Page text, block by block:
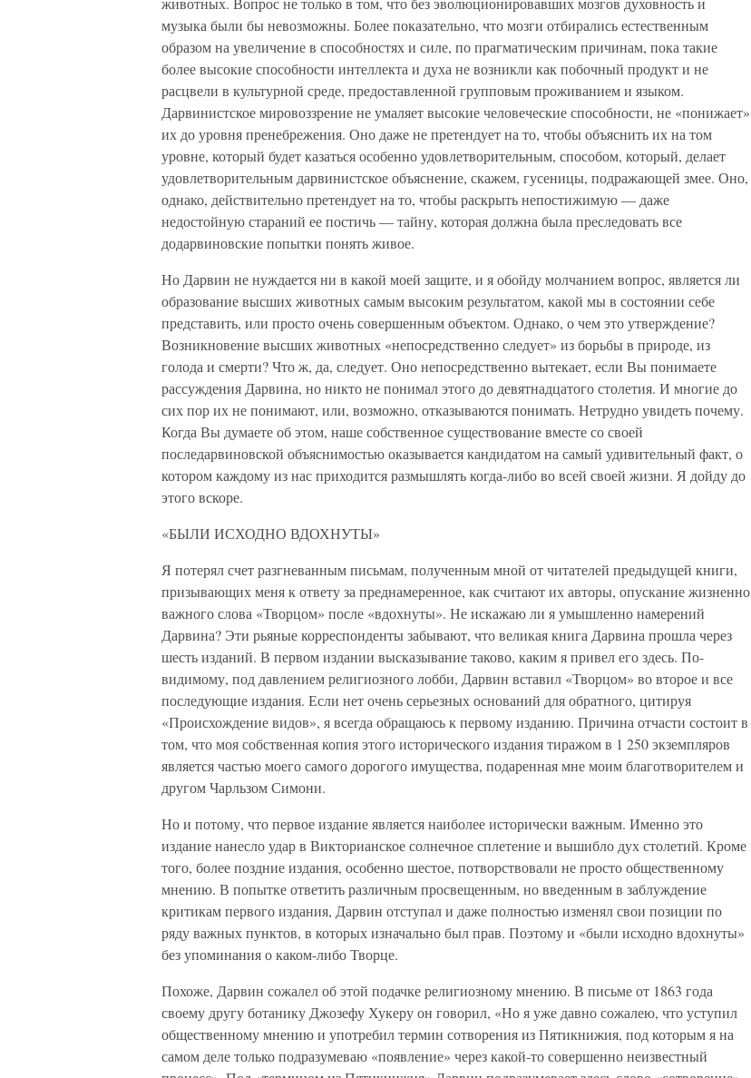
музыка были бы невозможны. Более показательно, что мозги отбирались естественным
образом на увеличение в способностях и силе, по прагматическим причинам, пока такие
более высокие способности интеллекта и духа не возникли как побочный продукт и не
расцвели в культурной среде, предоставленной групповым проживанием и языком.
Дарвинистское мировоззрение не умаляет высокие человеческие способности, не «понижает»
их до уровня пренебрежения. Оно даже не претендует на то, чтобы объяснить их на том
уровне, который будет казаться особенно удовлетворительным, способом, который, делает
удовлетворительным дарвинистское объяснение, скажем, гусеницы, подражающей змее. Оно,
однако, действительно претендует на то, чтобы раскрыть непостижимую — даже
недостойную стараний ее постичь — тайну, которая должна была преследовать все
додарвиновские попытки понять живое.
Но Дарвин не нуждается ни в какой моей защите, и я обойду молчанием вопрос, является ли
образование высших животных самым высоким результатом, какой мы в состоянии себе
представить, или просто очень совершенным объектом. Однако, о чем это утверждение?
Возникновение высших животных «непосредственно следует» из борьбы в природе, из
голода и смерти? Что ж, да, следует. Оно непосредственно вытекает, если Вы понимаете
рассуждения Дарвина, но никто не понимал этого до девятнадцатого столетия. И многие до
сих пор их не понимают, или, возможно, отказываются понимать. Нетрудно увидеть почему.
Когда Вы думаете об этом, наше собственное существование вместе со своей
последарвиновской объяснимостью оказывается кандидатом на самый удивительный факт, о
котором каждому из нас приходится размышлять когда-либо во всей своей жизни. Я дойду до
этого вскоре.
«БЫЛИ ИСХОДНО ВДОХНУТЫ»
Я потерял счет разгневанным письмам, полученным мной от читателей предыдущей книги,
призывающих меня к ответу за преднамеренное, как считают их авторы, опускание жизненно
важного слова «Творцом» после «вдохнуты». Не искажаю ли я умышленно намерений
Дарвина? Эти рьяные корреспонденты забывают, что великая книга Дарвина прошла через
шесть изданий. В первом издании высказывание таково, каким я привел его здесь. По-
видимому, под давлением религиозного лобби, Дарвин вставил «Творцом» во второе и все
последующие издания. Если нет очень серьезных оснований для обратного, цитируя
«Происхождение видов», я всегда обращаюсь к первому изданию. Причина отчасти состоит в
том, что моя собственная копия этого исторического издания тиражом в 1 250 экземпляров
является частью моего самого дорогого имущества, подаренная мне моим благотворителем и
другом Чарльзом Симони.
Но и потому, что первое издание является наиболее исторически важным. Именно это
издание нанесло удар в Викторианское солнечное сплетение и вышибло дух столетий. Кроме
того, более поздние издания, особенно шестое, потворствовали не просто общественному
мнению. В попытке ответить различным просвещенным, но введенным в заблуждение
критикам первого издания, Дарвин отступал и даже полностью изменял свои позиции по
ряду важных пунктов, в которых изначально был прав. Поэтому и «были исходно вдохнуты»
без упоминания о каком-либо Творце.
Похоже, Дарвин сожалел об этой подачке религиозному мнению. В письме от 1863 года
своему другу ботанику Джозефу Хукеру он говорил, «Но я уже давно сожалею, что уступил
общественному мнению и употребил термин сотворения из Пятикнижия, под которым я на
самом деле только подразумеваю «появление» через какой-то совершенно неизвестный